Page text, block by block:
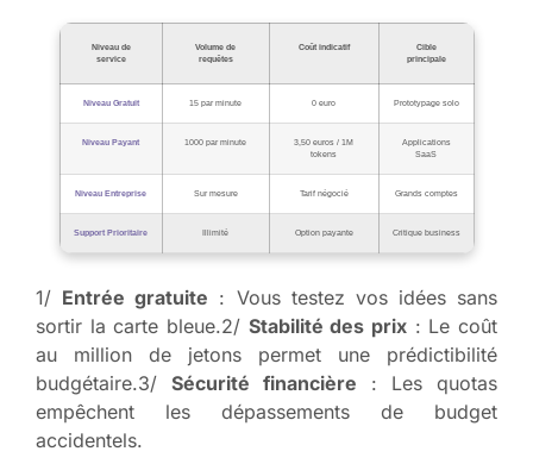
Niveau de
service
Volume de
requêtes
Coût indicatif
Cible
principale
Niveau Gratuit 15 par minute 0 euro Prototypage solo
Niveau Payant 1000 par minute
3,50 euros / 1M
tokens
Applications
SaaS
Niveau Entreprise Sur mesure Tarif négocié Grands comptes
Support Prioritaire Illimité Option payante Critique business
1/ Entrée gratuite : Vous testez vos idées sans
sortir la carte bleue.2/ Stabilité des prix : Le coût
au million de jetons permet une prédictibilité
budgétaire.3/ Sécurité financière : Les quotas
empêchent les dépassements de budget
accidentels.